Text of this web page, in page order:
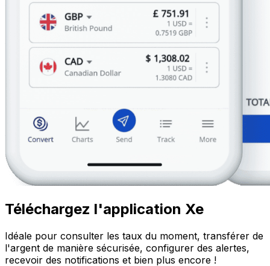
Téléchargez l'application Xe
Idéale pour consulter les taux du moment, transférer de
l'argent de manière sécurisée, configurer des alertes,
recevoir des notifications et bien plus encore !